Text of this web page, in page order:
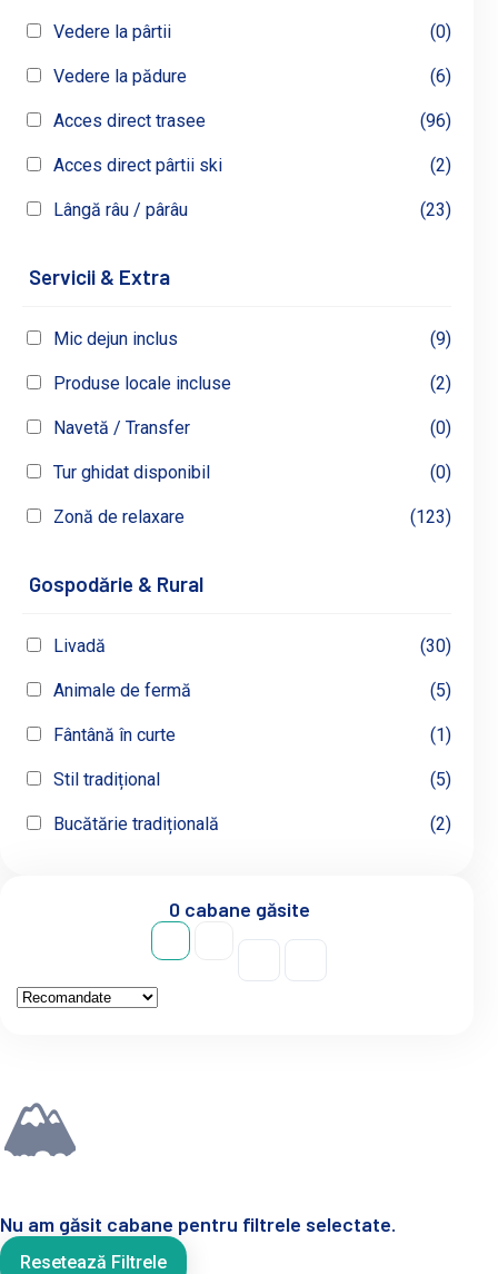
Vedere la pârtii (0)
Vedere la pădure (6)
Acces direct trasee (96)
Acces direct pârtii ski (2)
Lângă râu / pârâu (23)
Servicii & Extra
Mic dejun inclus (9)
Produse locale incluse (2)
Navetă / Transfer (0)
Tur ghidat disponibil (0)
Zonă de relaxare (123)
Gospodărie & Rural
Livadă (30)
Animale de fermă (5)
Fântână în curte (1)
Stil tradițional (5)
Bucătărie tradițională (2)
0 cabane găsite
🏔
Nu am găsit cabane pentru filtrele selectate.
Resetează Filtrele